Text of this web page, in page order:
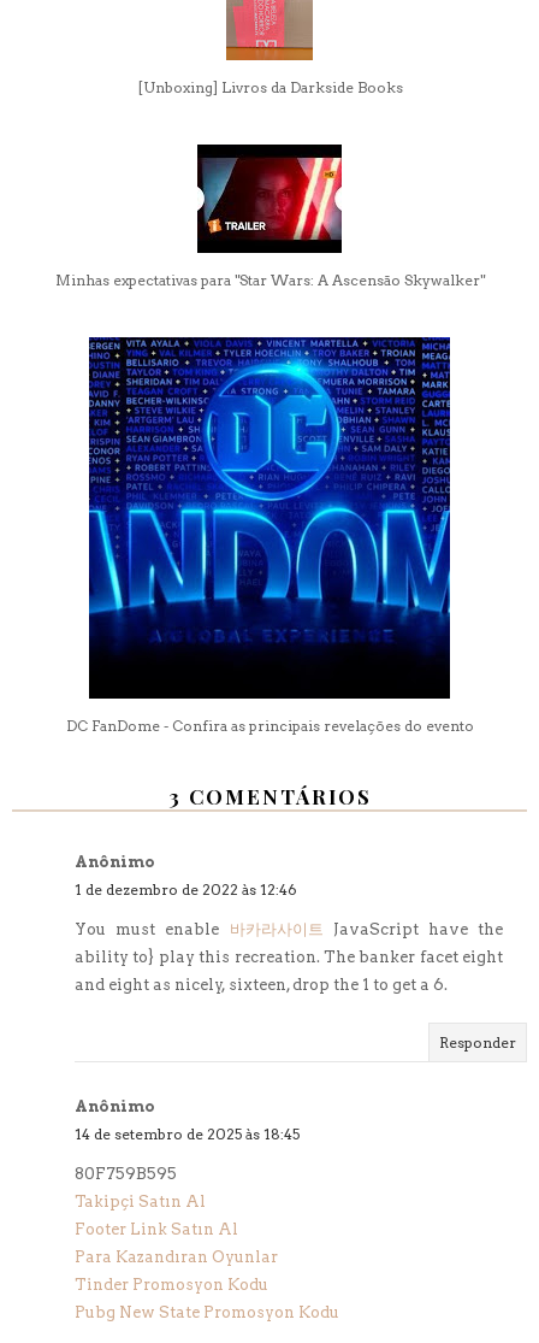
[Unboxing] Livros da Darkside Books
Minhas expectativas para "Star Wars: A Ascensão Skywalker"
DC FanDome - Confira as principais revelações do evento
3 COMENTÁRIOS
Anônimo
1 de dezembro de 2022 às 12:46
You must enable 바카라사이트 JavaScript have the
ability to} play this recreation. The banker facet eight
and eight as nicely, sixteen, drop the 1 to get a 6.
Responder
Anônimo
14 de setembro de 2025 às 18:45
80F759B595
Takipçi Satın Al
Footer Link Satın Al
Para Kazandıran Oyunlar
Tinder Promosyon Kodu
Pubg New State Promosyon Kodu